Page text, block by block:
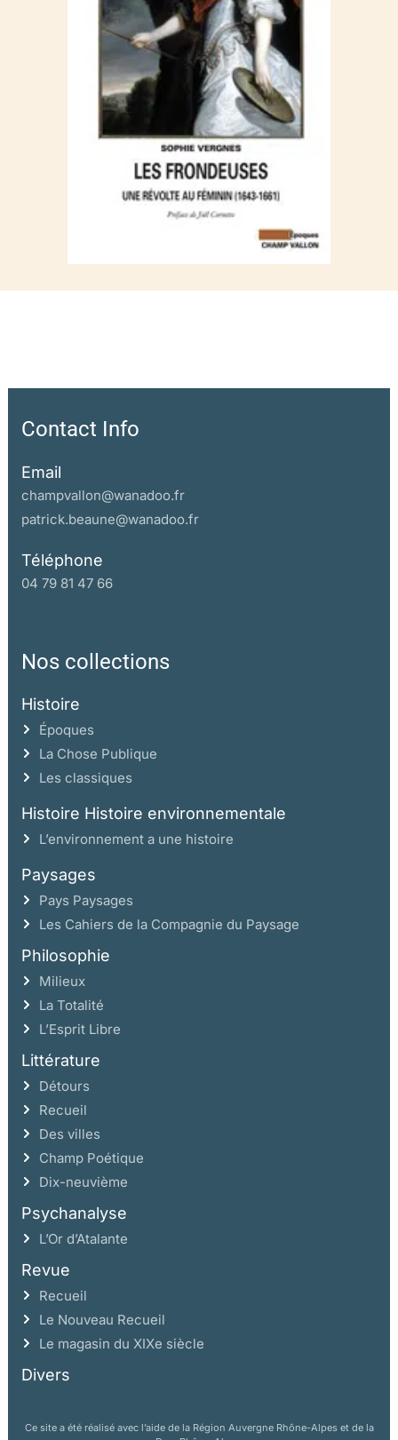
Chapitre 1 : Une femme au sommet de l’État
Anne d’Autriche, reine régente (1643)
La proclamation de la régence et le lit de justice inaugural
Portée et limites du pouvoir de la régente
De la « bonne régence » aux prémices de la contestation (1643-
Le temps des espoirs
Le temps des déceptions et la consolidation des partis
Anne d’Autriche pendant la Fronde :
L’hôtel de Rambouillet : un laboratoire de la Fronde au féminin
Des premières années au seuil de la Chambre bleue
Mondanités, littérature et acculturation féministe
forte »
Deux modèles complémentaires : honnête femme et femme forte
Deuxième partie
LES FRONDEUSES: ACTIONS ET REPRÉSENTATIONS
Chapitre III Les Amazones de la Fronde
Le temps de l’épopée frondeuse
Partir
Attaquer et résister
Triompher ou céder
Un modèle alternatif : la princesse de Condé à Bordeaux en
1650
Une Amazone malgré elle
Une Amazone partielle
Une anti-Amazone ?
Réceptions
Chapitre IV Intrigantes et médiatrices
Négocier le soutien de l’Espagne
Accorder les partis adverses
Mener la guerre à trois
La duchesse de Chevreuse « procureuse » des Frondeurs en
« Faire retourner les absents » : le travail de la princesse Palatine
Contact Info
Email
champvallon@wanadoo.fr
patrick.beaune@wanadoo.fr
Téléphone
04 79 81 47 66
Nos collections
Histoire
Époques
La Chose Publique
Les classiques
Histoire Histoire environnementale
L’environnement a une histoire
Paysages
Pays Paysages
Les Cahiers de la Compagnie du Paysage
Philosophie
Milieux
La Totalité
L’Esprit Libre
Littérature
Détours
Recueil
Des villes
Champ Poétique
Dix-neuvième
Psychanalyse
L’Or d’Atalante
Revue
Recueil
Le Nouveau Recueil
Le magasin du XIXe siècle
Divers
Ce site a été réalisé avec l’aide de la Région Auvergne Rhône-Alpes et de la